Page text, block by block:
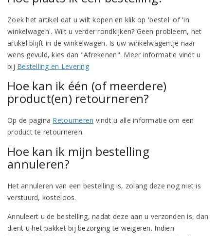
Zoek het artikel dat u wilt kopen en klik op 'bestel' of 'in
winkelwagen'. Wilt u verder rondkijken? Geen probleem, het
artikel blijft in de winkelwagen. Is uw winkelwagentje naar
wens gevuld, kies dan "Afrekenen". Meer informatie vindt u
bij Bestelling en Levering
Hoe kan ik één (of meerdere)
product(en) retourneren?
Op de pagina Retourneren vindt u alle informatie om een
product te retourneren.
Hoe kan ik mijn bestelling
annuleren?
Het annuleren van een bestelling is, zolang deze nog niet is
verstuurd, kosteloos.
Annuleert u de bestelling, nadat deze aan u verzonden is, dan
dient u het pakket bij bezorging te weigeren. Indien